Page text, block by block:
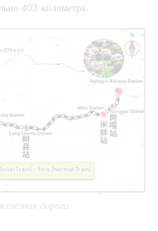
403 километра.
дорога